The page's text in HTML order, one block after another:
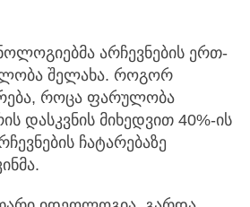
არჩევნების ერთ-
შელახა. როგორ
როცა ფარულობა
მიხედვით 40%-ის
ჩატარებაზე